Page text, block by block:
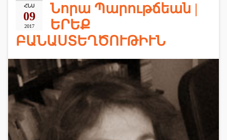
ՀՆՍ
09
2017
Նորա Պարութճեան |
ԵՐԵՔ
ԲԱՆԱՍՏԵՂԾՈՒԹԻՒՆ